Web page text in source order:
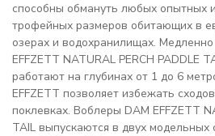
способны обмануть любых опытных
трофейных размеров обитающих в
озерах и водохранилищах.
EFFZETT NATURAL PERCH PADDLE
работают на глубинах от 1 до 6
EFFZETT позволяет избежать
поклевках. Воблеры DAM EFFZETT
TAIL выпускаются в двух модельных